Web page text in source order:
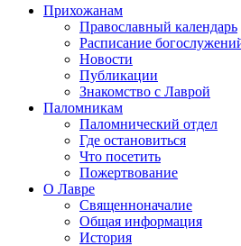
Прихожанам
Православный календарь
Расписание
Новости
Публикации
Знакомство с Лаврой
Паломникам
Паломнический отдел
Где остановиться
Что посетить
Пожертвование
О Лавре
Священноначалие
Общая информация
История